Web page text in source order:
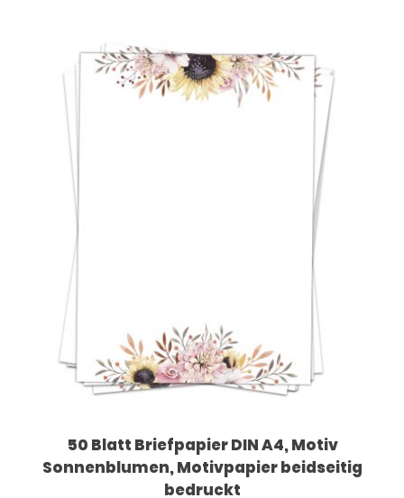
50 Blatt Briefpapier DIN A4, Motiv
Sonnenblumen, Motivpapier beidseitig
bedruckt